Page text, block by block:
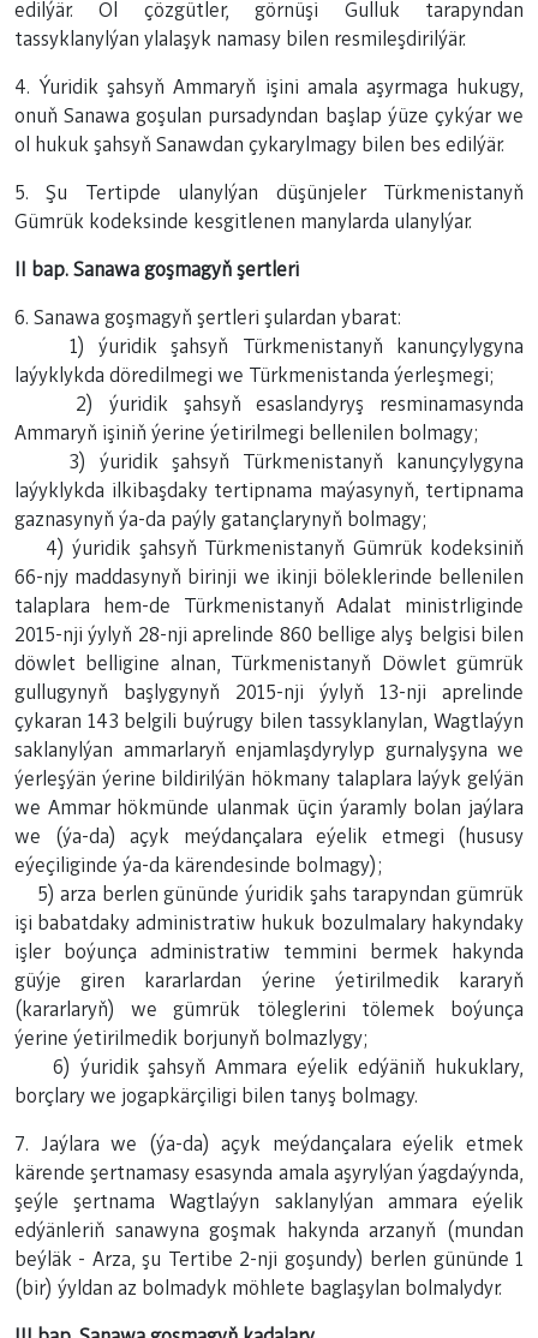
edilýär. Ol çözgütler, görnüşi Gulluk tarapyndan
tassyklanylýan ylalaşyk namasy bilen resmileşdirilýär.
4. Ýuridik şahsyň Ammaryň işini amala aşyrmaga hukugy,
onuň Sanawa goşulan pursadyndan başlap ýüze çykýar we
ol hukuk şahsyň Sanawdan çykarylmagy bilen bes edilýär.
5. Şu Tertipde ulanylýan düşünjeler Türkmenistanyň
Gümrük kodeksinde kesgitlenen manylarda ulanylýar.
II bap. Sanawa goşmagyň şertleri
6. Sanawa goşmagyň şertleri şulardan ybarat:
1) ýuridik şahsyň Türkmenistanyň kanunçylygyna
laýyklykda döredilmegi we Türkmenistanda ýerleşmegi;
2) ýuridik şahsyň esaslandyryş resminamasynda
Ammaryň işiniň ýerine ýetirilmegi bellenilen bolmagy;
3) ýuridik şahsyň Türkmenistanyň kanunçylygyna
laýyklykda ilkibaşdaky tertipnama maýasynyň, tertipnama
gaznasynyň ýa-da paýly gatançlarynyň bolmagy;
4) ýuridik şahsyň Türkmenistanyň Gümrük kodeksiniň
66-njy maddasynyň birinji we ikinji böleklerinde bellenilen
talaplara hem-de Türkmenistanyň Adalat ministrliginde
2015-nji ýylyň 28-nji aprelinde 860 bellige alyş belgisi bilen
döwlet belligine alnan, Türkmenistanyň Döwlet gümrük
gullugynyň başlygynyň 2015-nji ýylyň 13-nji aprelinde
çykaran 143 belgili buýrugy bilen tassyklanylan, Wagtlaýyn
saklanylýan ammarlaryň enjamlaşdyrylyp gurnalyşyna we
ýerleşýän ýerine bildirilýän hökmany talaplara laýyk gelýän
we Ammar hökmünde ulanmak üçin ýaramly bolan jaýlara
we (ýa-da) açyk meýdançalara eýelik etmegi (hususy
eýeçiliginde ýa-da kärendesinde bolmagy);
5) arza berlen gününde ýuridik şahs tarapyndan gümrük
işi babatdaky administratiw hukuk bozulmalary hakyndaky
işler boýunça administratiw temmini bermek hakynda
güýje giren kararlardan ýerine ýetirilmedik kararyň
(kararlaryň) we gümrük töleglerini tölemek boýunça
ýerine ýetirilmedik borjunyň bolmazlygy;
6) ýuridik şahsyň Ammara eýelik edýäniň hukuklary,
borçlary we jogapkärçiligi bilen tanyş bolmagy.
7. Jaýlara we (ýa-da) açyk meýdançalara eýelik etmek
kärende şertnamasy esasynda amala aşyrylýan ýagdaýynda,
şeýle şertnama Wagtlaýyn saklanylýan ammara eýelik
edýänleriň sanawyna goşmak hakynda arzanyň (mundan
beýläk - Arza, şu Tertibe 2-nji goşundy) berlen gününde 1
(bir) ýyldan az bolmadyk möhlete baglaşylan bolmalydyr.